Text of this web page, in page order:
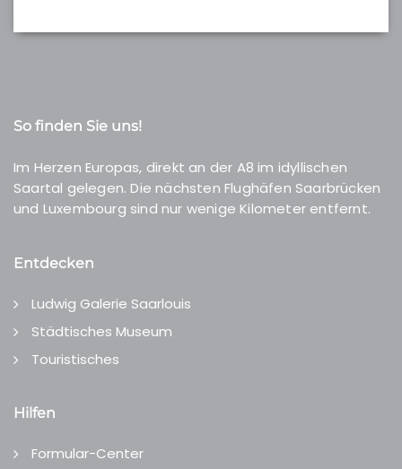
So finden Sie uns!
Im Herzen Europas, direkt an der A8 im idyllischen
Saartal gelegen. Die nächsten Flughäfen Saarbrücken
und Luxembourg sind nur wenige Kilometer entfernt.
Entdecken
Ludwig Galerie Saarlouis
Städtisches Museum
Touristisches
Hilfen
Formular-Center